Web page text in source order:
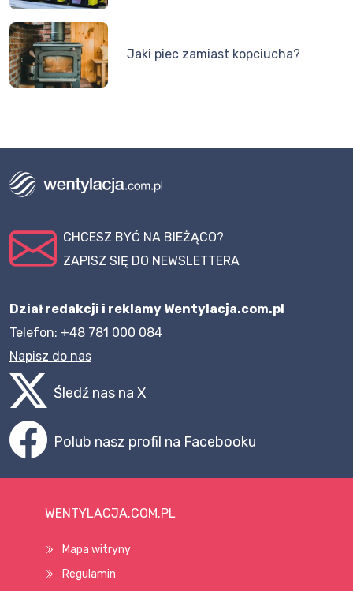
Jaki piec zamiast kopciucha?
CHCESZ BYĆ NA BIEŻĄCO?
ZAPISZ SIĘ DO NEWSLETTERA
Dział redakcji i reklamy Wentylacja.com.pl
Telefon: +48 781 000 084
Napisz do nas
Śledź nas na X
Polub nasz profil na Facebooku
WENTYLACJA.COM.PL
Mapa witryny
Regulamin